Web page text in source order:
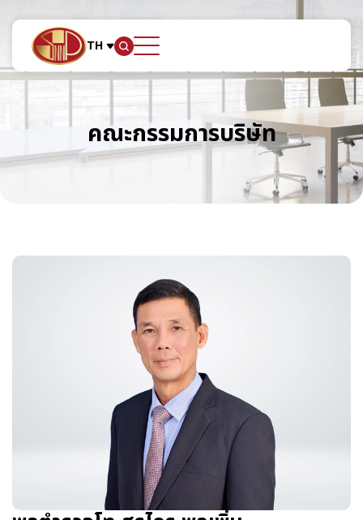
TH
ค้นหาในเว็บไซต์
Web Design by
คณะกรรมการบริษัท